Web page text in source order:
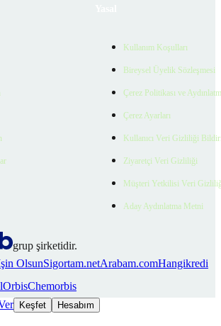
Kullanım Koşulları
Bireysel Üyelik Sözleşmesi
Çerez Politikası ve
Çerez Ayarları
Kullanıcı Veri Gizliliği
Ziyaretçi Veri Gizliliği
Müşteri Yetkilisi Veri
Aday Aydınlatma Metni
grup şirketidir.
OlsunSigortam.netArabam.comHangikredi
Chemorbis
Keşfet Hesabım